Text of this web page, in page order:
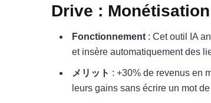
Drive :
Fonctionnement : Cet outil IA
et insère automatiquement des
メリット : +30% de revenus en
leurs gains sans écrire un mot